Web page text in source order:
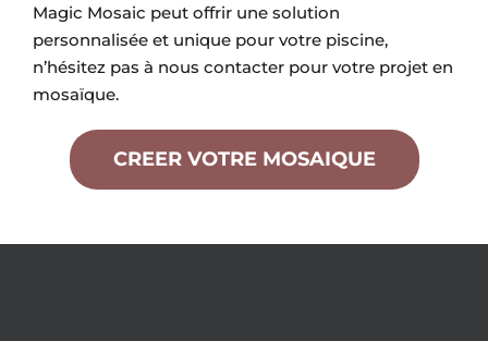
Magic Mosaic peut offrir une solution
personnalisée et unique pour votre piscine,
n’hésitez pas à nous contacter pour votre projet en
mosaïque.
CREER VOTRE MOSAIQUE